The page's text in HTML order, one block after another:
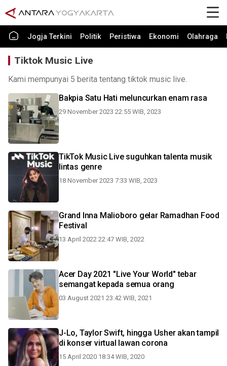
Jogja Terkini Politik Peristiwa Ekonomi Olahraga
Tiktok Music Live
Kami mempunyai 5 berita tentang tiktok music live.
Bakpia Satu Hati meluncurkan enam rasa
29 November 2023 22:55 WIB, 2023
TikTok Music Live suguhkan talenta musik
lintas genre
18 November 2023 7:33 WIB, 2023
Grand Inna Malioboro gelar Ramadhan Food
Festival
13 April 2022 22:47 WIB, 2022
Acer Day 2021 "Live Your World" tebar
semangat kepada semua orang
03 August 2021 23:42 WIB, 2021
J-Lo, Taylor Swift, hingga Usher akan tampil
di konser virtual lawan corona
15 April 2020 18:34 WIB, 2020